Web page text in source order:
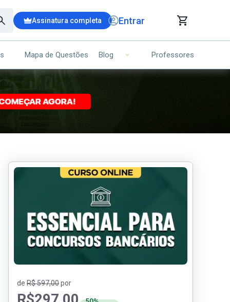
Assinatura completa Entrar
DE COMPRAS
(00)
Ops!
Seu carrinho ainda está vazio.
Mapa de Questões Blog Professores
de R$ 597,00por